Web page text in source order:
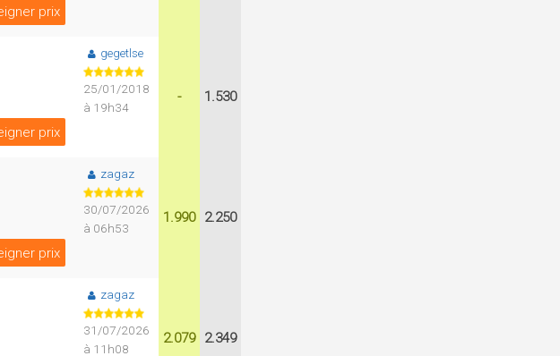
prix
prix
gegetlse
25/01/2018
à 19h34
- 1.530
prix
zagaz
30/07/2026
à 06h53
1.990 2.250
zagaz
31/07/2026
à 11h08
2.079 2.349